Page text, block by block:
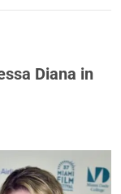
Diana in